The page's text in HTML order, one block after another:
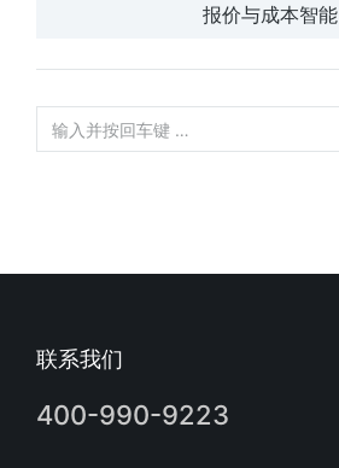
报价与成本智能
联系我们
400-990-9223